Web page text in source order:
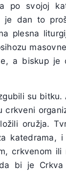
po svojoj
je dan to
plesna
a biskup je
su
crkveni
oružja.
katedrama,
crkvenom
bi je